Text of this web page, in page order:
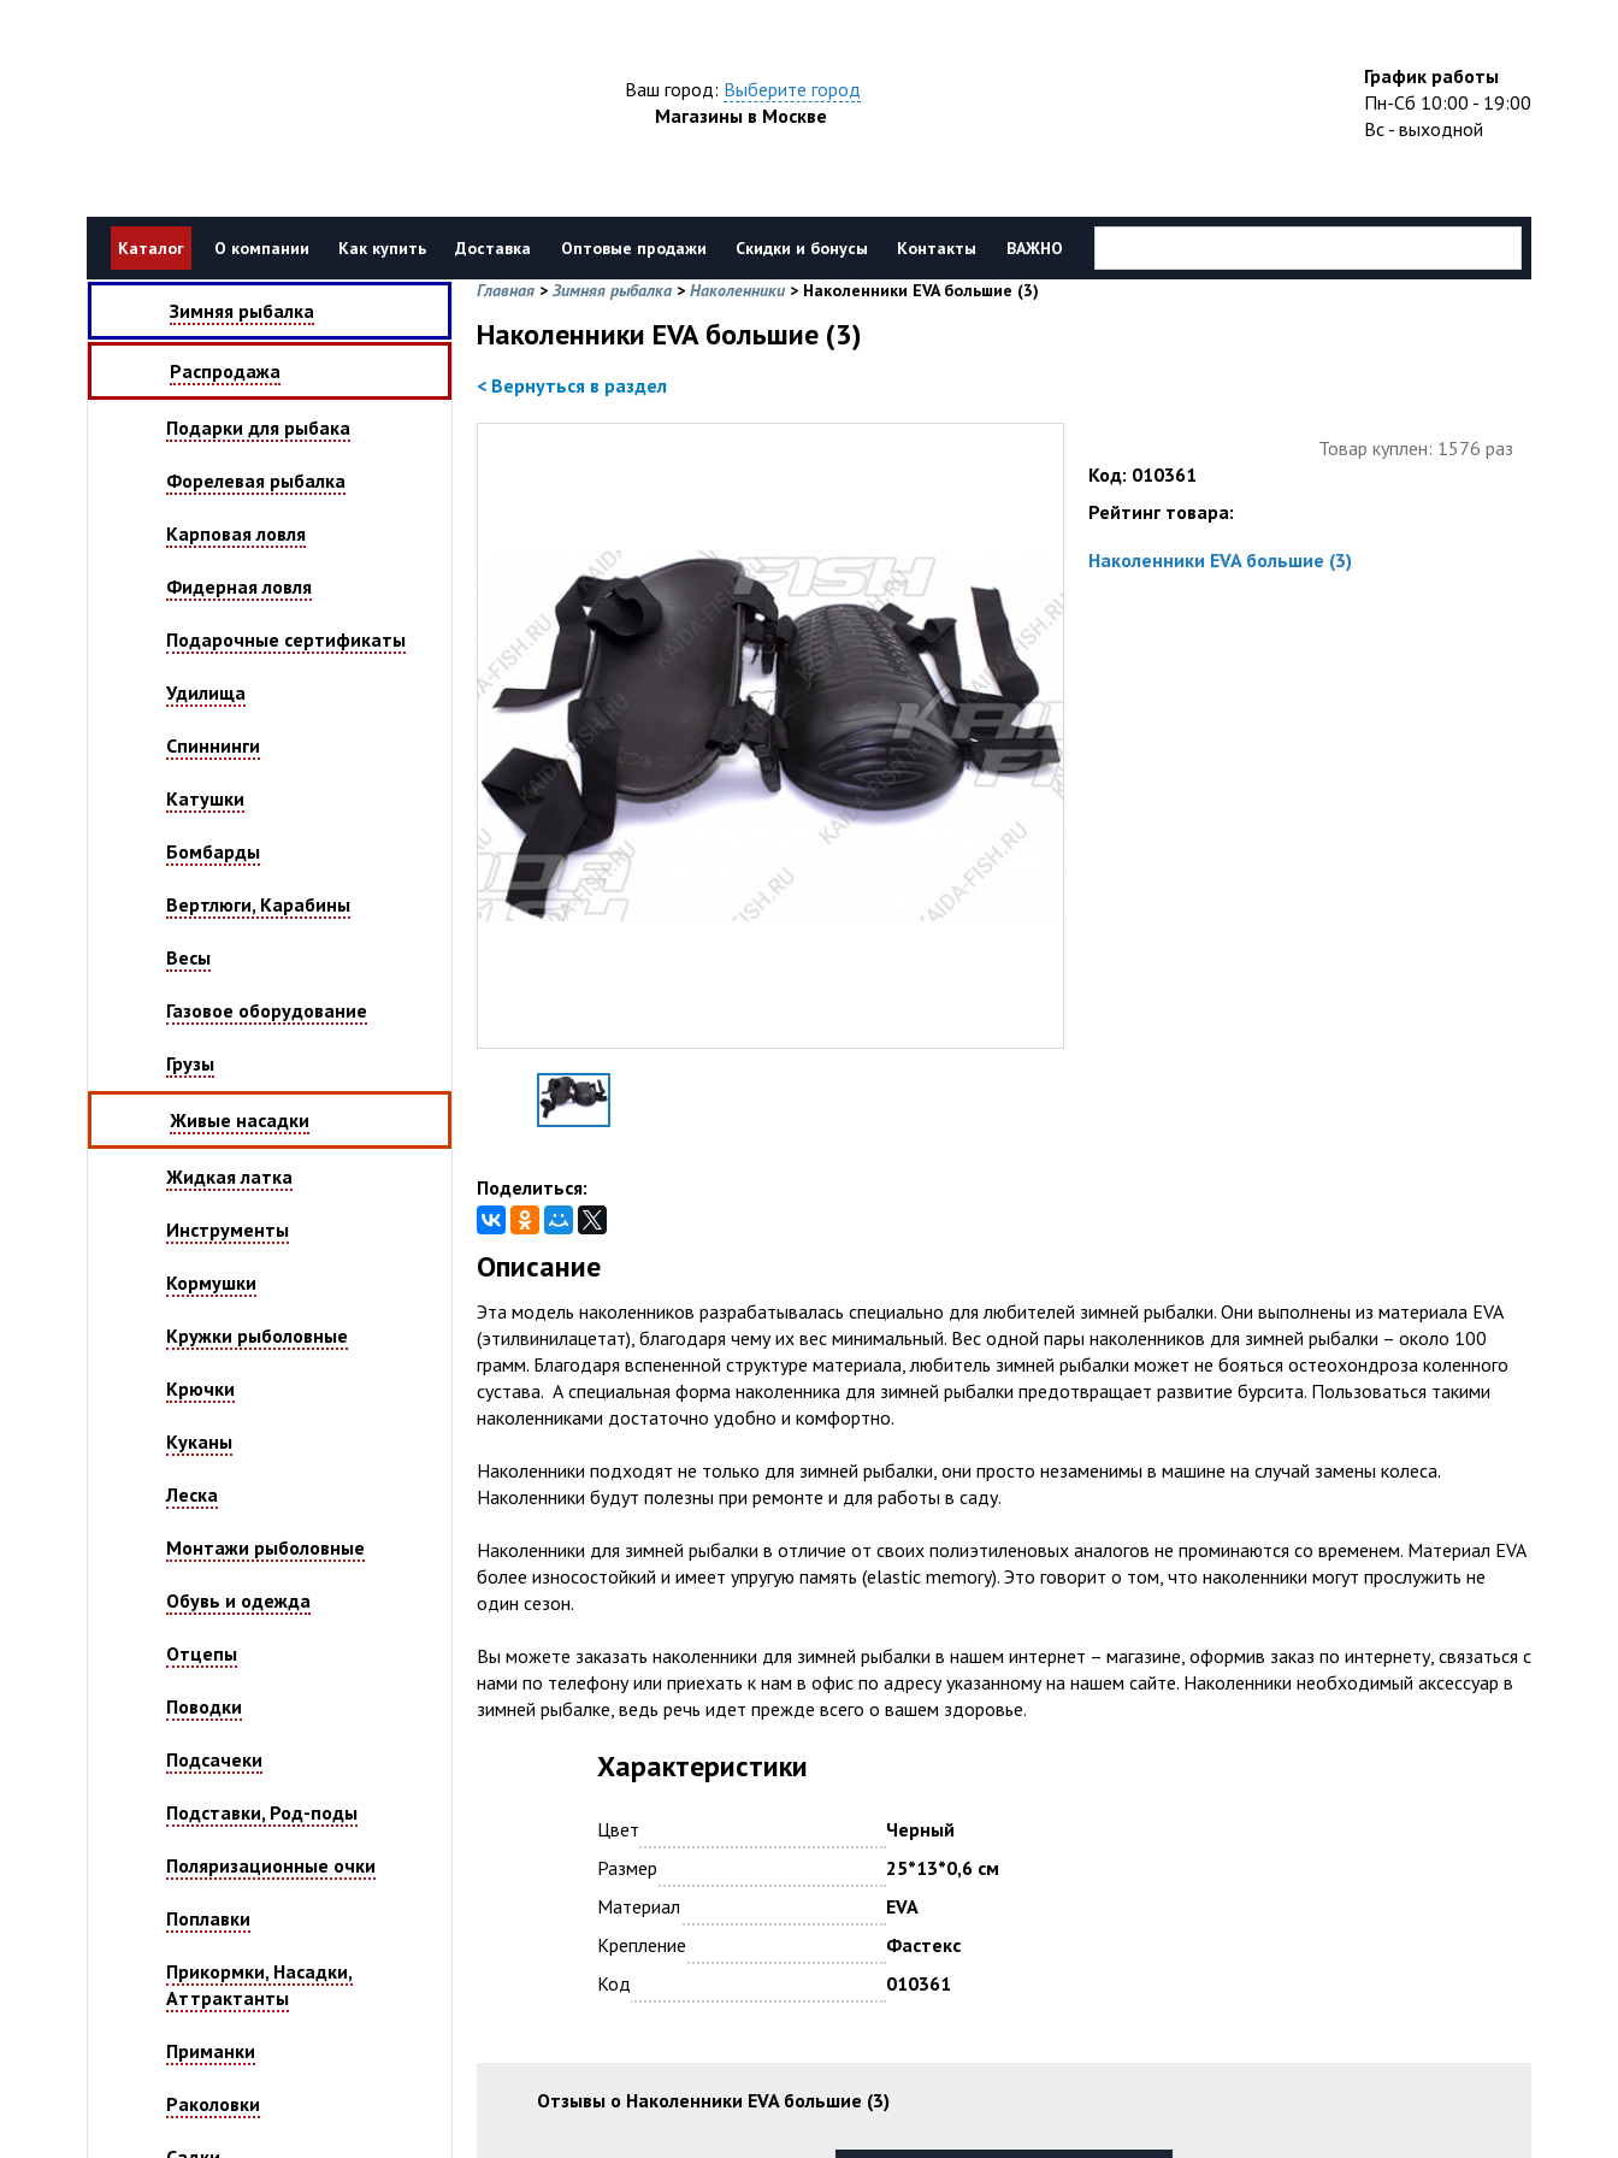
Ваш город: Выберите город
Магазины в Москве
График работы
Пн-Сб 10:00 - 19:00
Вс - выходной
Каталог О компании Как купить Доставка Оптовые продажи Скидки и бонусы Контакты ВАЖНО
Зимняя рыбалка
Распродажа
Подарки для рыбака
Форелевая рыбалка
Карповая ловля
Фидерная ловля
Подарочные сертификаты
Удилища
Спиннинги
Катушки
Бомбарды
Вертлюги, Карабины
Весы
Газовое оборудование
Грузы
Живые насадки
Жидкая латка
Инструменты
Кормушки
Кружки рыболовные
Крючки
Куканы
Леска
Монтажи рыболовные
Обувь и одежда
Отцепы
Поводки
Подсачеки
Подставки, Род-поды
Поляризационные очки
Поплавки
Прикормки, Насадки,
Аттрактанты
Приманки
Раколовки
Главная > Зимняя рыбалка > Наколенники > Наколенники EVA большие (3)
Наколенники EVA большие (3)
< Вернуться в раздел
Поделиться:
Товар куплен: 1576 раз
Код: 010361
Рейтинг товара:
Наколенники EVA большие (3)
Описание
Эта модель наколенников разрабатывалась специально для любителей зимней рыбалки. Они выполнены из материала EVA
(этилвинилацетат), благодаря чему их вес минимальный. Вес одной пары наколенников для зимней рыбалки – около 100
грамм. Благодаря вспененной структуре материала, любитель зимней рыбалки может не бояться остеохондроза коленного
сустава. А специальная форма наколенника для зимней рыбалки предотвращает развитие бурсита. Пользоваться такими
наколенниками достаточно удобно и комфортно.
Наколенники подходят не только для зимней рыбалки, они просто незаменимы в машине на случай замены колеса.
Наколенники будут полезны при ремонте и для работы в саду.
Наколенники для зимней рыбалки в отличие от своих полиэтиленовых аналогов не проминаются со временем. Материал EVA
более износостойкий и имеет упругую память (elastic memory). Это говорит о том, что наколенники могут прослужить не
один сезон.
Вы можете заказать наколенники для зимней рыбалки в нашем интернет – магазине, оформив заказ по интернету, связаться с
нами по телефону или приехать к нам в офис по адресу указанному на нашем сайте. Наколенники необходимый аксессуар в
зимней рыбалке, ведь речь идет прежде всего о вашем здоровье.
Характеристики
Цвет
Черный
Размер
25*13*0,6 см
Материал
EVA
Крепление
Фастекс
Код
010361
Отзывы о Наколенники EVA большие (3)